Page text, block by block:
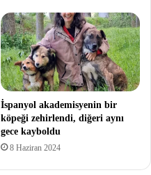
İspanyol akademisyenin bir
köpeği zehirlendi, diğeri aynı
gece kayboldu
8 Haziran 2024